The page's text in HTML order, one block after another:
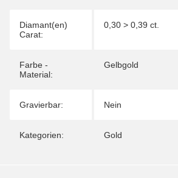
Diamant(en)
Carat:
0,30 > 0,39 ct.
Farbe -
Material:
Gelbgold
Gravierbar: Nein
Kategorien: Gold